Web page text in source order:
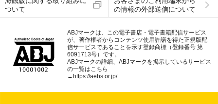
ついて
の情報の外部送信について
ABJマークは、この電子書店・電子書籍配信サービス
が、著作権者からコンテンツ使用許諾を得た正規版配
信サービスであることを示す登録商標（登録番号 第
6091713号）です。
ABJマークの詳細、ABJマークを掲示しているサービス
の一覧はこちら
→ https://aebs.or.jp/